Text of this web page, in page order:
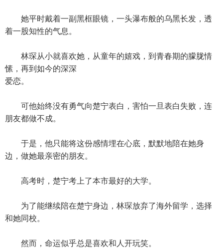
她平时戴着一副黑框眼镜，一头瀑布般的乌黑长发，透
着一股知性的气息。
林琛从小就喜欢她，从童年的嬉戏，到青春期的朦胧情
愫，再到如今的深深
爱恋。
可他始终没有勇气向楚宁表白，害怕一旦表白失败，连
朋友都做不成。
于是，他只能将这份感情埋在心底，默默地陪在她身
边，做她最亲密的朋友。
高考时，楚宁考上了本市最好的大学。
为了能继续陪在楚宁身边，林琛放弃了海外留学，选择
和她同校。
然而，命运似乎总是喜欢和人开玩笑。